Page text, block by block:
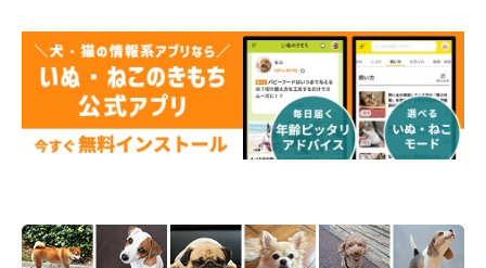
まいにちのいぬのきもちアプリ投稿写真より
愛犬たちのおまぬけエピソード、いかがでしたか？ どれもほっ
こりしちゃうものばかりでした♡
と、犬好きの心をくすぐられてしまいますよね(*´ω｀*)